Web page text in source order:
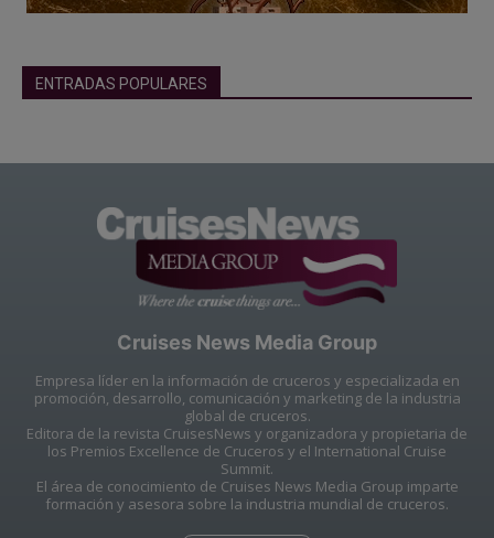
ENTRADAS POPULARES
Cruises News Media Group
Empresa líder en la información de cruceros y especializada en
promoción, desarrollo, comunicación y marketing de la industria
global de cruceros.
Editora de la revista CruisesNews y organizadora y propietaria de
los Premios Excellence de Cruceros y el International Cruise
Summit.
El área de conocimiento de Cruises News Media Group imparte
formación y asesora sobre la industria mundial de cruceros.